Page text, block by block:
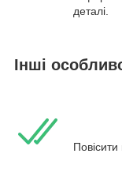
деталі.
Інші